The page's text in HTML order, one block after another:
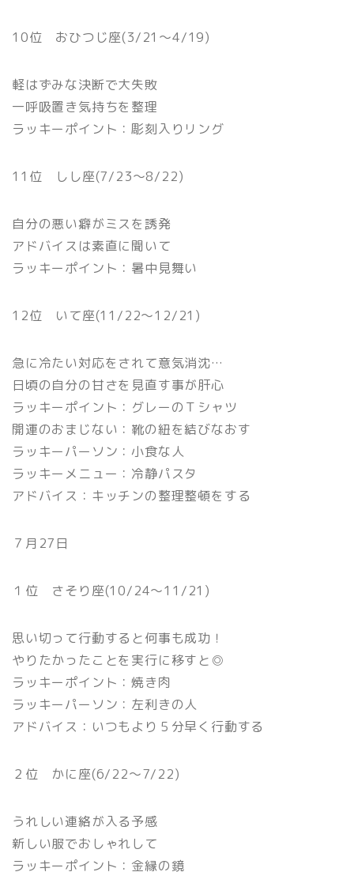
10位 おひつじ座(3/21〜4/19)
軽はずみな決断で大失敗
一呼吸置き気持ちを整理
ラッキーポイント：彫刻入りリング
11位 しし座(7/23〜8/22)
自分の悪い癖がミスを誘発
アドバイスは素直に聞いて
ラッキーポイント：暑中見舞い
12位 いて座(11/22〜12/21)
急に冷たい対応をされて意気消沈…
日頃の自分の甘さを見直す事が肝心
ラッキーポイント：グレーのＴシャツ
開運のおまじない：靴の紐を結びなおす
ラッキーパーソン：小食な人
ラッキーメニュー：冷静パスタ
アドバイス：キッチンの整理整頓をする
７月27日
１位 さそり座(10/24〜11/21)
思い切って行動すると何事も成功！
やりたかったことを実行に移すと◎
ラッキーポイント：焼き肉
ラッキーパーソン：左利きの人
アドバイス：いつもより５分早く行動する
２位 かに座(6/22〜7/22)
うれしい連絡が入る予感
新しい服でおしゃれして
ラッキーポイント：金縁の鏡